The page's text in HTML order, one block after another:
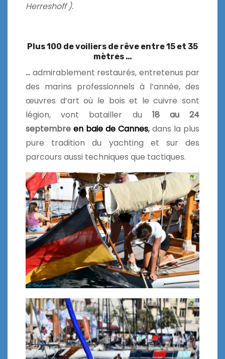
Herreshoff ).
Plus 100 de voiliers de rêve entre 15 et 35
mètres …
… admirablement restaurés, entretenus par
des marins professionnels à l’année, des
œuvres d’art où le bois et le cuivre sont
légion, vont batailler du 18 au 24
septembre en baie de Cannes, dans la plus
pure tradition du yachting et sur des
parcours aussi techniques que tactiques.